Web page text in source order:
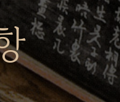
경영공시